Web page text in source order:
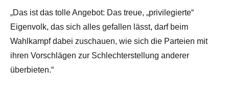
„Das ist das tolle Angebot: Das treue, „privilegierte“
Eigenvolk, das sich alles gefallen lässt, darf beim
Wahlkampf dabei zuschauen, wie sich die Parteien mit
ihren Vorschlägen zur Schlechterstellung anderer
überbieten.“